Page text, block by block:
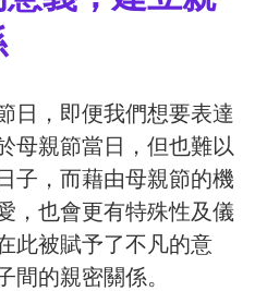
日，即便我們想要表達
母親節當日，但也難以
子，而藉由母親節的機
，也會更有特殊性及儀
此被賦予了不凡的意
間的親密關係。